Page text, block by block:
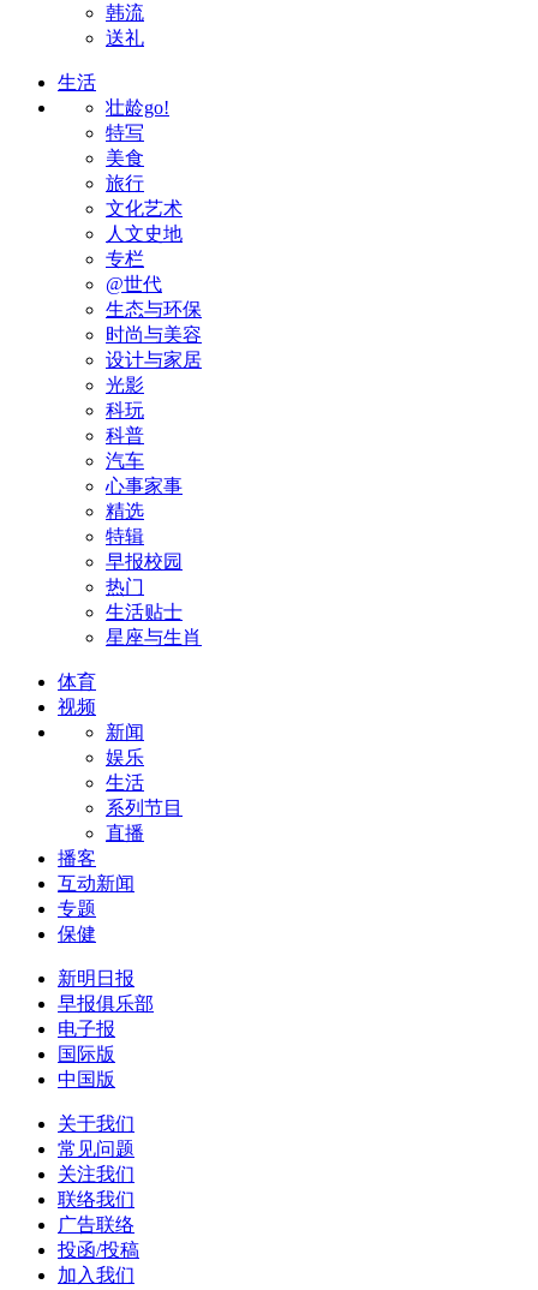
韩流
送礼
生活
壮龄go!
特写
美食
旅行
文化艺术
人文史地
专栏
@世代
生态与环保
时尚与美容
设计与家居
光影
科玩
科普
汽车
心事家事
精选
特辑
早报校园
热门
生活贴士
星座与生肖
体育
视频
新闻
娱乐
生活
系列节目
直播
播客
互动新闻
专题
保健
新明日报
早报俱乐部
电子报
国际版
中国版
关于我们
常见问题
关注我们
联络我们
广告联络
投函/投稿
加入我们